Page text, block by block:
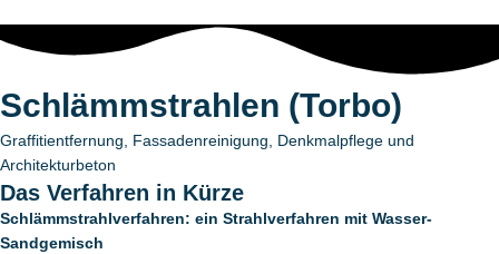
Schlämmstrahlen (Torbo)
Graffitientfernung, Fassadenreinigung, Denkmalpflege und
Architekturbeton
Das Verfahren in Kürze
Schlämmstrahlverfahren: ein Strahlverfahren mit Wasser-
Sandgemisch